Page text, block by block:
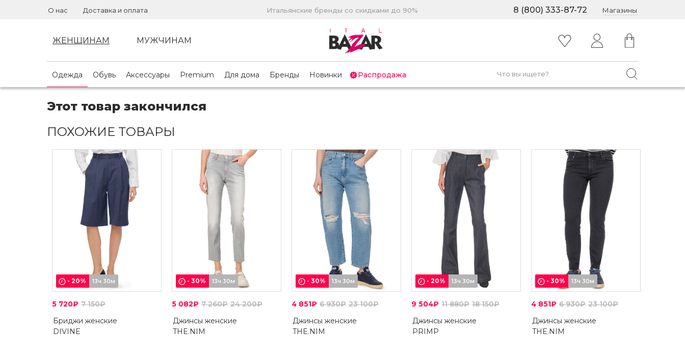
О нас Доставка и оплата Итальянские бренды со скидками до 90% 8 (800) 333-87-72 Магазины
ЖЕНЩИНАМ МУЖЧИНАМ
Одежда Обувь Аксессуары Premium Для дома Бренды Новинки Распродажа
Этот товар закончился
ПОХОЖИЕ ТОВАРЫ
- 20% 13ч 30м
5 720₽ 7 150₽
Бриджи женские
DIVINE
- 30% 13ч 30м
5 082₽ 7 260₽ 24 200₽
Джинсы женские
THE.NIM
- 30% 13ч 30м
4 851₽ 6 930₽ 23 100₽
Джинсы женские
THE.NIM
- 20% 13ч 30м
9 504₽ 11 880₽ 18 150₽
Джинсы женские
PRIMP
- 30% 13ч 30м
4 851₽ 6 930₽ 23 100₽
Джинсы женские
THE.NIM